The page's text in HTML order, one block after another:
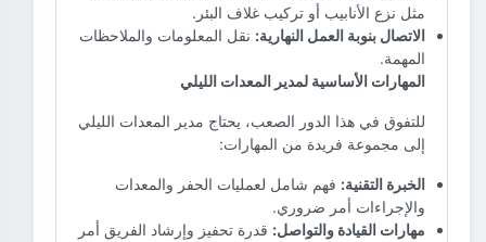
مثل نزع الأنابيب أو تركيب غلاف البئر.
الاتصال بنوبة العمل النهارية: نقل المعلومات والملاحظات
المهمة.
المهارات الأساسية لمدير المعدات الليلي
للتفوق في هذا الدور الصعب، يحتاج مدير المعدات الليلي
إلى مجموعة فريدة من المهارات:
الخبرة التقنية: فهم شامل لعمليات الحفر والمعدات
والإجراءات أمر ضروري.
مهارات القيادة والتواصل: قدرة تحفيز وإرشاد الفريق أمر